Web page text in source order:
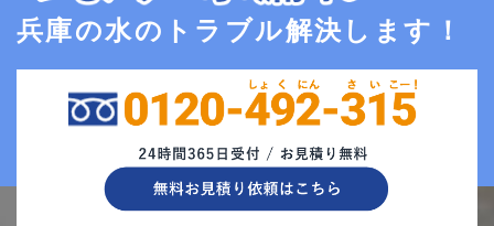
兵庫の水のトラブル解決します！